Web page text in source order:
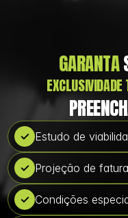
GARANTA
✓ Estudo de
✓ Projeção de
✓ Condições